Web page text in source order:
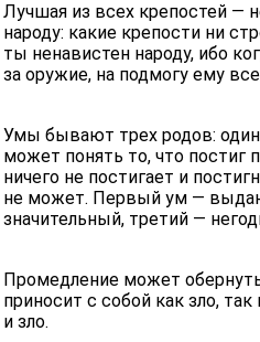
Лучшая из всех крепостей —
народу: какие крепости ни
ты ненавистен народу, ибо
за оружие, на подмогу ему
Умы бывают трех родов: один
может понять то, что постиг
ничего не постигает и
не может. Первый ум —
значительный, третий —
Промедление может
приносит с собой как зло,
и зло.